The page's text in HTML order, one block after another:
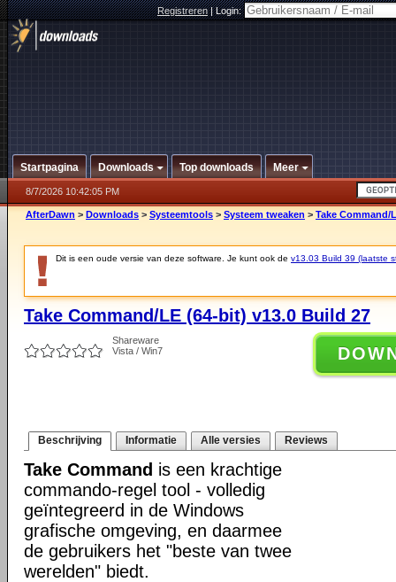
Registreren|Login:
Startpagina Downloads Top downloads Meer
8/7/2026 10:42:05 PM
AfterDawn > Downloads > Systeemtools > Systeem tweaken > Take Command/
Dit is een oude versie van deze software. Je kunt ook de v13.03 Build 39 (laatste
Take Command/LE (64-bit) v13.0 Build 27
Shareware
Vista / Win7
Beschrijving Informatie Alle versies Reviews
Take Command is een krachtige
commando-regel tool - volledig
geïntegreerd in de Windows
grafische omgeving, en daarmee
de gebruikers het "beste van twee
werelden" biedt.